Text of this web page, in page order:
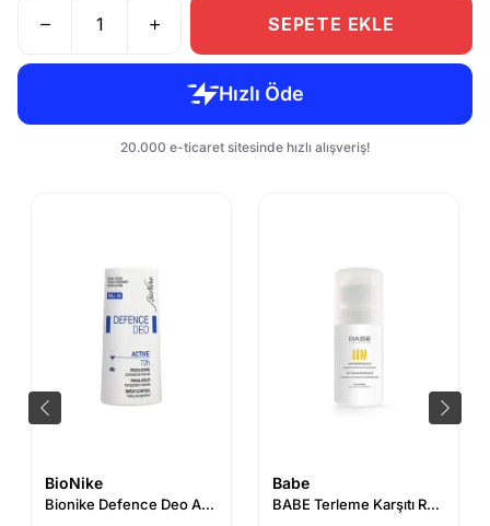
SEPETE EKLE
BioNike
Bionike Defence Deo Active Roll-On 72H 50 ml
Babe
BABE Terleme Karşıtı Roll-on Deodorant 50 ml